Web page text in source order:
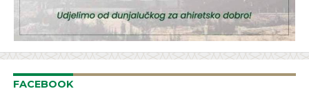
FACEBOOK